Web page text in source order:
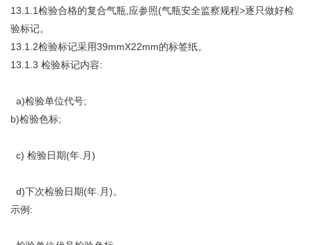
13.1.1检验合格的复合气瓶,应参照(气瓶安全监察规程>逐只做好检
验标记。
13.1.2检验标记采用39mmX22mm的标签纸。
13.1.3 检验标记内容:
a)检验单位代号;
b)检验色标;
c) 检验日期(年.月)
d)下次检验日期(年.月)。
示例: